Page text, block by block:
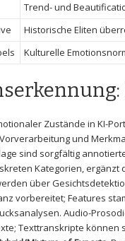
Trend- und
Historische Eliten
Kulturelle
Zustände in KI-
und
⁣sind sorgfältig
Kategorien,​
über
vorbereitet; Features⁤
Audio-
Texttranskripte​